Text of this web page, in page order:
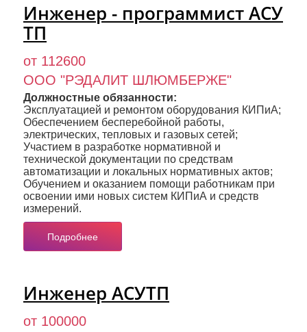
Инженер - программист АСУ
ТП
от 112600
ООО "РЭДАЛИТ ШЛЮМБЕРЖЕ"
Должностные обязанности:
Эксплуатацией и ремонтом оборудования КИПиА;
Обеспечением бесперебойной работы,
электрических, тепловых и газовых сетей;
Участием в разработке нормативной и
технической документации по средствам
автоматизации и локальных нормативных актов;
Обучением и оказанием помощи работникам при
освоении ими новых систем КИПиА и средств
измерений.
Подробнее
Инженер АСУТП
от 100000